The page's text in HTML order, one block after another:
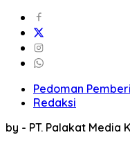
Pedoman
Redaksi
by - PT. Palakat Media